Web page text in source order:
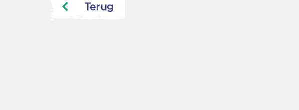
Terug